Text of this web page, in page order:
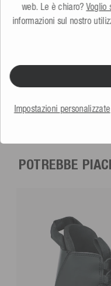
Mesle Corda con
8 SezioniRadius
POTREBBE
web. Le è chiaro?Voglio
informazioni sul nostro
Impostazioni personalizzate